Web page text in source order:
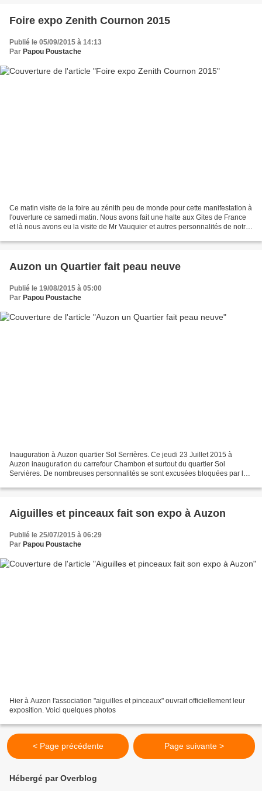
Foire expo Zenith Cournon 2015
Publié le 05/09/2015 à 14:13
Par Papou Poustache
Ce matin visite de la foire au zénith peu de monde pour cette manifestation à
l'ouverture ce samedi matin. Nous avons fait une halte aux Gites de France
et là nous avons eu la visite de Mr Vauquier et autres personnalités de notre
Auzon un Quartier fait peau neuve
Publié le 19/08/2015 à 05:00
Par Papou Poustache
Inauguration à Auzon quartier Sol Serrières. Ce jeudi 23 Juillet 2015 à
Auzon inauguration du carrefour Chambon et surtout du quartier Sol
Servières. De nombreuses personnalités se sont excusées bloquées par les
Aiguilles et pinceaux fait son expo à Auzon
Publié le 25/07/2015 à 06:29
Par Papou Poustache
Hier à Auzon l'association "aiguilles et pinceaux" ouvrait officiellement leur
exposition. Voici quelques photos
< Page précédente Page suivante >
Hébergé par Overblog